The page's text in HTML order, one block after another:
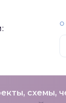
схемы,
О